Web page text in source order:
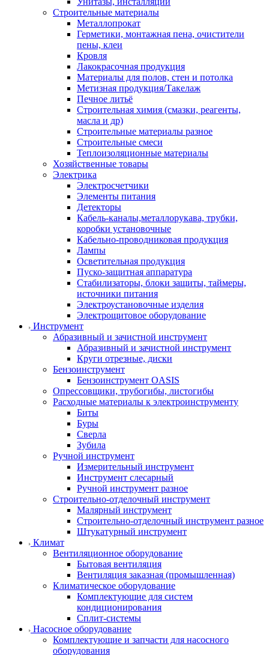
Строительные материалы
Металлопрокат
Герметики, монтажная пена, очистители
пены, клеи
Кровля
Лакокрасочная продукция
Материалы для полов, стен и потолка
Метизная продукция/Такелаж
Печное литьё
Строительная химия (смазки, реагенты,
масла и др)
Строительные материалы разное
Строительные смеси
Теплоизоляционные материалы
Хозяйственные товары
Электрика
Электросчетчики
Элементы питания
Детекторы
Кабель-каналы,металлорукава, трубки,
коробки установочные
Кабельно-проводниковая продукция
Лампы
Осветительная продукция
Пуско-защитная аппаратура
Стабилизаторы, блоки защиты, таймеры,
источники питания
Электроустановочные изделия
Электрощитовое оборудование
Инструмент
Абразивный и зачистной инструмент
Абразивный и зачистной инструмент
Круги отрезные, диски
Бензоинструмент
Бензоинструмент OASIS
Опрессовщики, трубогибы, листогибы
Расходные материалы к электроинструменту
Биты
Буры
Сверла
Зубила
Ручной инструмент
Измерительный инструмент
Инструмент слесарный
Ручной инструмент разное
Строительно-отделочный инструмент
Малярный инструмент
Строительно-отделочный инструмент разное
Штукатурный инструмент
Климат
Вентиляционное оборудование
Бытовая вентиляция
Вентиляция заказная (промышленная)
Климатическое оборудование
Комплектующие для систем
кондиционирования
Сплит-системы
Насосное оборудование
Комплектующие и запчасти для насосного
оборудования